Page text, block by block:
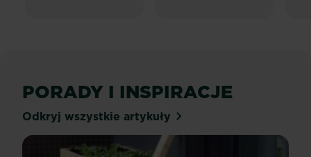
PORADY I INSPIRACJE
Odkryj wszystkie artykuły